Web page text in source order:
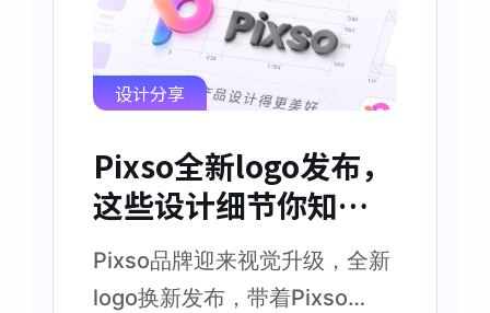
设计分享
Pixso全新logo发布，
这些设计细节你知道
吗？
Pixso品牌迎来视觉升级，全新
logo换新发布，带着Pixso